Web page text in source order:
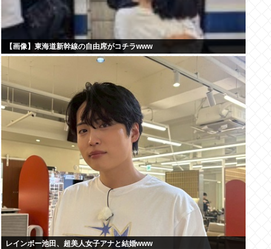
【画像】東海道新幹線の自由席がコチラwww
レインボー池田、超美人女子アナと結婚www